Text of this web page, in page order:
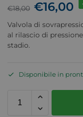
€18,00 €16,00
Valvola di
al rilascio di
stadio.
Disponibile in